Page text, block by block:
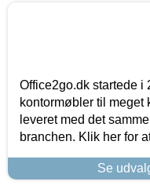
Office2go.dk startede i
kontormøbler til meget
leveret med det
branchen. Klik her for
Se